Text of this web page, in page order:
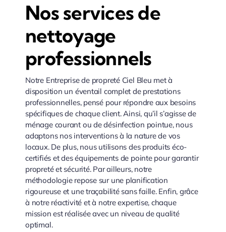
Nos services de
nettoyage
professionnels
Notre Entreprise de propreté Ciel Bleu met à
disposition un éventail complet de prestations
professionnelles, pensé pour répondre aux besoins
spécifiques de chaque client. Ainsi, qu’il s’agisse de
ménage courant ou de désinfection pointue, nous
adaptons nos interventions à la nature de vos
locaux. De plus, nous utilisons des produits éco-
certifiés et des équipements de pointe pour garantir
propreté et sécurité. Par ailleurs, notre
méthodologie repose sur une planification
rigoureuse et une traçabilité sans faille. Enfin, grâce
à notre réactivité et à notre expertise, chaque
mission est réalisée avec un niveau de qualité
optimal.